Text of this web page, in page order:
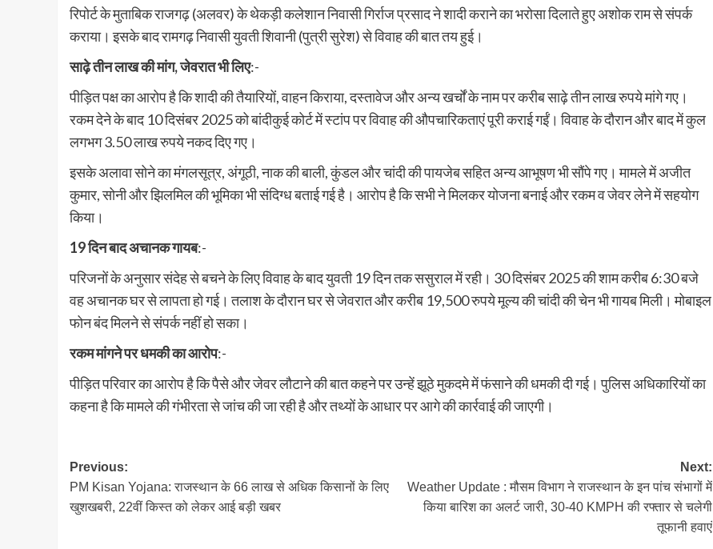
रिपोर्ट के मुताबिक राजगढ़ (अलवर) के थेकड़ी कलेशान निवासी गिर्राज प्रसाद ने शादी कराने का भरोसा दिलाते हुए अशोक राम से संपर्क
कराया। इसके बाद रामगढ़ निवासी युवती शिवानी (पुत्री सुरेश) से विवाह की बात तय हुई।
साढ़े तीन लाख की मांग, जेवरात भी लिए:-
पीड़ित पक्ष का आरोप है कि शादी की तैयारियों, वाहन किराया, दस्तावेज और अन्य खर्चों के नाम पर करीब साढ़े तीन लाख रुपये मांगे गए।
रकम देने के बाद 10 दिसंबर 2025 को बांदीकुई कोर्ट में स्टांप पर विवाह की औपचारिकताएं पूरी कराई गईं। विवाह के दौरान और बाद में कुल
लगभग 3.50 लाख रुपये नकद दिए गए।
इसके अलावा सोने का मंगलसूत्र, अंगूठी, नाक की बाली, कुंडल और चांदी की पायजेब सहित अन्य आभूषण भी सौंपे गए। मामले में अजीत
कुमार, सोनी और झिलमिल की भूमिका भी संदिग्ध बताई गई है। आरोप है कि सभी ने मिलकर योजना बनाई और रकम व जेवर लेने में सहयोग
किया।
19 दिन बाद अचानक गायब:-
परिजनों के अनुसार संदेह से बचने के लिए विवाह के बाद युवती 19 दिन तक ससुराल में रही। 30 दिसंबर 2025 की शाम करीब 6:30 बजे
वह अचानक घर से लापता हो गई। तलाश के दौरान घर से जेवरात और करीब 19,500 रुपये मूल्य की चांदी की चेन भी गायब मिली। मोबाइल
फोन बंद मिलने से संपर्क नहीं हो सका।
रकम मांगने पर धमकी का आरोप:-
पीड़ित परिवार का आरोप है कि पैसे और जेवर लौटाने की बात कहने पर उन्हें झूठे मुकदमे में फंसाने की धमकी दी गई। पुलिस अधिकारियों का
कहना है कि मामले की गंभीरता से जांच की जा रही है और तथ्यों के आधार पर आगे की कार्रवाई की जाएगी।
Post
navigation
Previous:
PM Kisan Yojana: राजस्थान के 66 लाख से अधिक किसानों के लिए
खुशखबरी, 22वीं किस्त को लेकर आई बड़ी खबर
Next:
Weather Update : मौसम विभाग ने राजस्थान के इन पांच संभागों में
किया बारिश का अलर्ट जारी, 30-40 KMPH की रफ्तार से चलेगी
तूफानी हवाएं